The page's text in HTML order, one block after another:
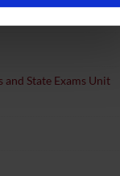
State Exams Unit